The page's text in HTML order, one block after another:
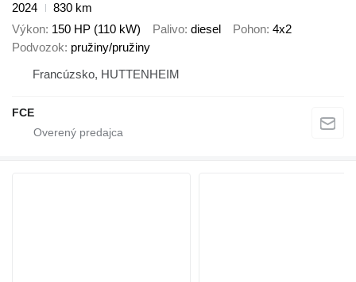
2024
830 km
Výkon 150 HP (110 kW) Palivo diesel Pohon 4x2
Podvozok pružiny/pružiny
Francúzsko, HUTTENHEIM
FCE